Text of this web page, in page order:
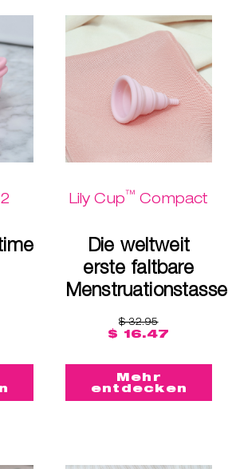
2 Lily Cup™ Compact
Die weltweit
erste faltbare
$ 32.95
$ 16.47
Mehr
entdecken